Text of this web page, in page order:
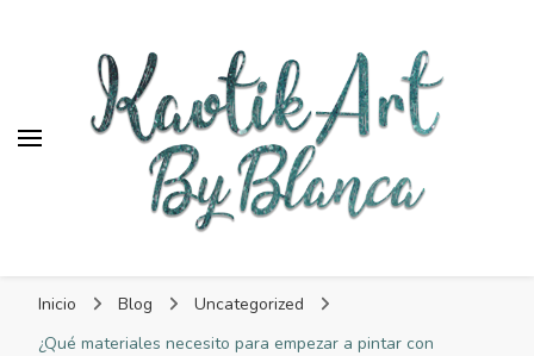
KaotikArt
Inicio Blog
Uncategorized
¿Qué materiales necesito para empezar a pintar con